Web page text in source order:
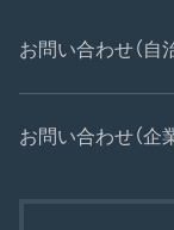
お問い合わせ（自
お問い合わせ（企